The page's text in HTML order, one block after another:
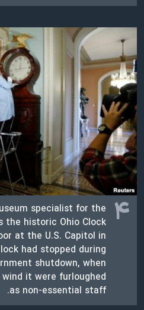
۴
specialist for the
the historic Ohio Clock
at the U.S. Capitol in
had stopped during
shutdown, when
it were furloughed
as non-essential staff.